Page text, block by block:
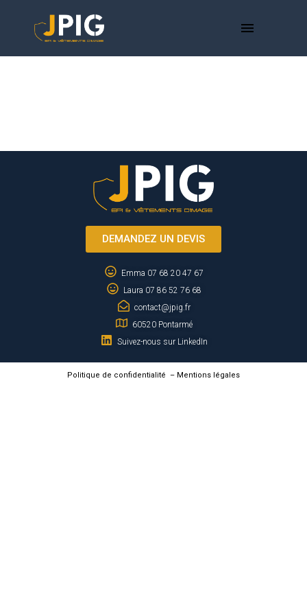
menu
DEMANDEZ UN DEVIS
Emma 07 68 20 47 67
Laura 07 86 52 76 68
contact@jpig.fr
60520 Pontarmé
Suivez-nous sur LinkedIn
Politique de confidentialité – Mentions légales